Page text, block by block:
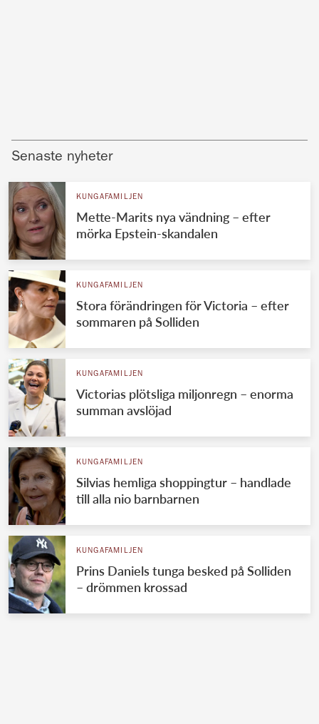
Senaste nyheter
KUNGAFAMILJEN
Mette-Marits nya vändning – efter
mörka Epstein-skandalen
KUNGAFAMILJEN
Stora förändringen för Victoria – efter
sommaren på Solliden
KUNGAFAMILJEN
Victorias plötsliga miljonregn – enorma
summan avslöjad
KUNGAFAMILJEN
Silvias hemliga shoppingtur – handlade
till alla nio barnbarnen
KUNGAFAMILJEN
Prins Daniels tunga besked på Solliden
– drömmen krossad